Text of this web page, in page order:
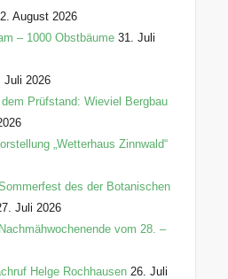
2. August 2026
– 1000 Obstbäume 31. Juli
Juli 2026
Prüfstand: Wieviel Bergbau
„Wetterhaus Zinnwald“
des der Botanischen
Juli 2026
vom 28. –
Helge Rochhausen 26. Juli